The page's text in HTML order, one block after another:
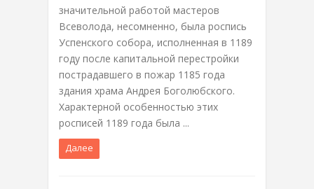
значительной работой мастеров
Всеволода, несомненно, была роспись
Успенского собора, исполненная в 1189
году после капитальной перестройки
пострадавшего в пожар 1185 года
здания храма Андрея Боголюбского.
Характерной особенностью этих
росписей 1189 года была ...
Далее